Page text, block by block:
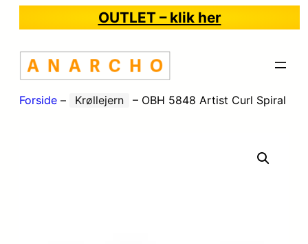
OUTLET – klik her
Forside – Krøllejern – OBH 5848 Artist Curl Spiral